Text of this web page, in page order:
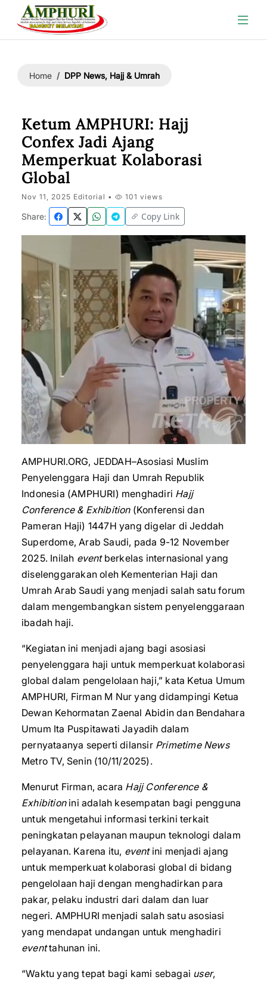
Home DPP News, Hajj & Umrah
Ketum AMPHURI: Hajj
Confex Jadi Ajang
Memperkuat Kolaborasi
Global
Nov 11, 2025 Editorial • 101 views
Share: Copy Link
AMPHURI.ORG, JEDDAH–Asosiasi Muslim
Penyelenggara Haji dan Umrah Republik
Indonesia (AMPHURI) menghadiri Hajj
Conference & Exhibition(Konferensi dan
Pameran Haji) 1447H yang digelar di Jeddah
Superdome, Arab Saudi, pada 9-12 November
2025. Inilah eventberkelas internasional yang
diselenggarakan oleh Kementerian Haji dan
Umrah Arab Saudi yang menjadi salah satu forum
dalam mengembangkan sistem penyelenggaraan
ibadah haji.
“Kegiatan ini menjadi ajang bagi asosiasi
penyelenggara haji untuk memperkuat kolaborasi
global dalam pengelolaan haji,” kata Ketua Umum
AMPHURI, Firman M Nur yang didampingi Ketua
Dewan Kehormatan Zaenal Abidin dan Bendahara
Umum Ita Puspitawati Jayadih dalam
pernyataanya seperti dilansir Primetime News
Metro TV, Senin (10/11/2025).
Menurut Firman, acara Hajj Conference &
Exhibitionini adalah kesempatan bagi pengguna
untuk mengetahui informasi terkini terkait
peningkatan pelayanan maupun teknologi dalam
pelayanan. Karena itu, eventini menjadi ajang
untuk memperkuat kolaborasi global di bidang
pengelolaan haji dengan menghadirkan para
pakar, pelaku industri dari dalam dan luar
negeri. AMPHURI menjadi salah satu asosiasi
yang mendapat undangan untuk menghadiri
eventtahunan ini.
“Waktu yang tepat bagi kami sebagai user,